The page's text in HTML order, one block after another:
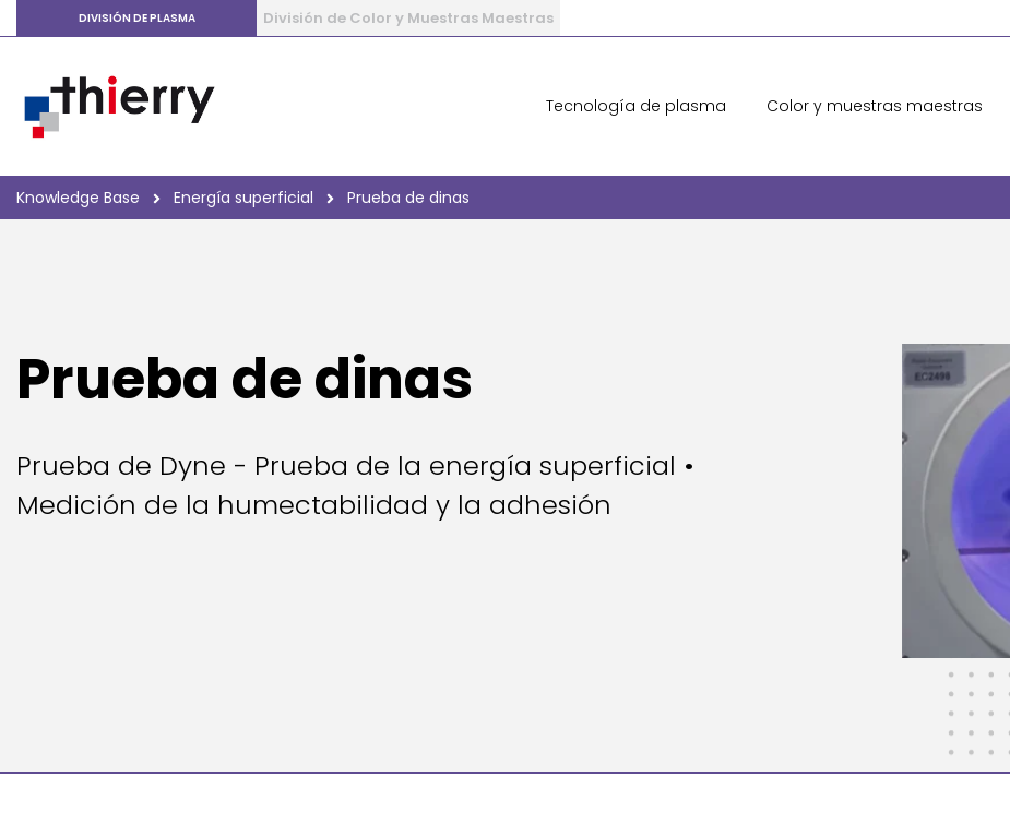
DIVISIÓN DE PLASMA División de Color y Muestras Maestras
Tecnología de plasma Color y muestras maestras
Knowledge Base Energía superficial Prueba de dinas
Prueba de dinas
Prueba de Dyne - Prueba de la energí­a superficial •
Medición de la humectabilidad y la adhesión